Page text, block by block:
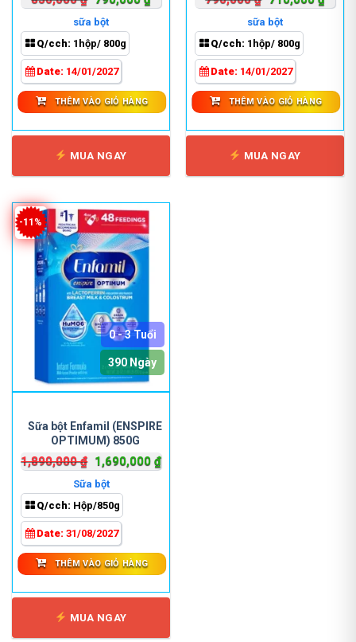
gốc
là:
850,000 ₫.
790,000 ₫.
sữa bột
Q/cch: 1hộp/ 800g
Date: 14/01/2027
THÊM VÀO GIỎ HÀNG
MUA NGAY
gốc
là:
790,000 ₫.
sữa bột
Q/cch: 1hộp/ 800g
Date: 14/01/2027
THÊM VÀO GIỎ HÀNG
MUA NGAY
-11%
Sữa bột Enfamil (ENSPIRE
OPTIMUM) 850G
1,890,000₫ Giá
gốc
là:
1,890,000 ₫.
1,690,000 ₫Giá
Sữa bột
Q/cch: Hộp/850g
Date: 31/08/2027
0 - 3 Tuổi
390 Ngày
THÊM VÀO GIỎ HÀNG
MUA NGAY